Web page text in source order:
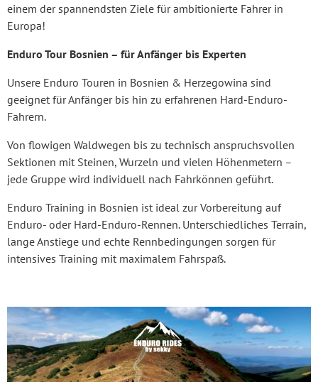
einem der spannendsten Ziele für ambitionierte Fahrer in
Europa!
Enduro Tour Bosnien – für Anfänger bis Experten
Unsere Enduro Touren in Bosnien & Herzegowina sind
geeignet für Anfänger bis hin zu erfahrenen Hard-Enduro-
Fahrern.
Von flowigen Waldwegen bis zu technisch anspruchsvollen
Sektionen mit Steinen, Wurzeln und vielen Höhenmetern –
jede Gruppe wird individuell nach Fahrkönnen geführt.
Enduro Training in Bosnien ist ideal zur Vorbereitung auf
Enduro- oder Hard-Enduro-Rennen. Unterschiedliches Terrain,
lange Anstiege und echte Rennbedingungen sorgen für
intensives Training mit maximalem Fahrspaß.